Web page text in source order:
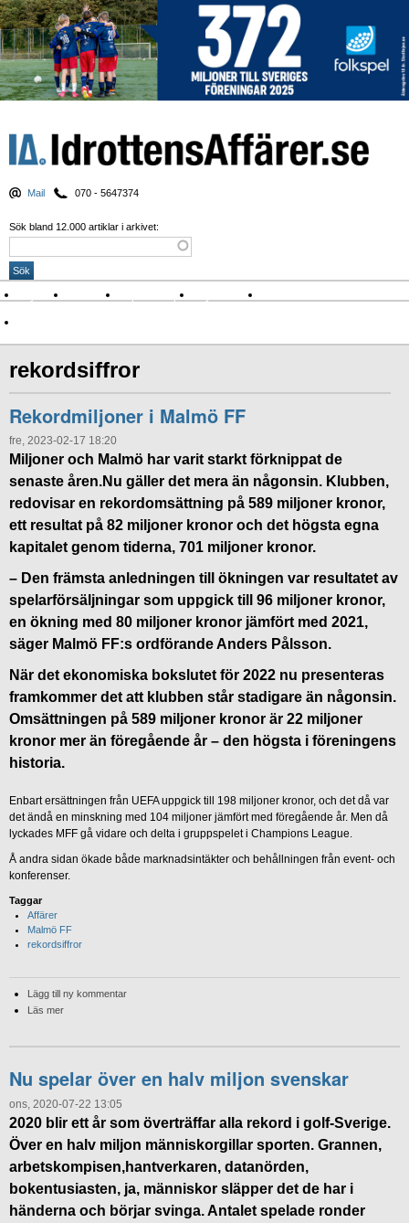
Mail 070 - 5647374
Sök bland 12.000 artiklar i arkivet:
Nyheter Krönikor Sport & spel Nyhetsbrev
rekordsiffror
Rekordmiljoner i Malmö FF
fre, 2023-02-17 18:20
Miljoner och Malmö har varit starkt förknippat de
senaste åren.Nu gäller det mera än någonsin. Klubben,
redovisar en rekordomsättning på 589 miljoner kronor,
ett resultat på 82 miljoner kronor och det högsta egna
kapitalet genom tiderna, 701 miljoner kronor.
– Den främsta anledningen till ökningen var resultatet av
spelarförsäljningar som uppgick till 96 miljoner kronor,
en ökning med 80 miljoner kronor jämfört med 2021,
säger Malmö FF:s ordförande Anders Pålsson.
När det ekonomiska bokslutet för 2022 nu presenteras
framkommer det att klubben står stadigare än någonsin.
Omsättningen på 589 miljoner kronor är 22 miljoner
kronor mer än föregående år – den högsta i föreningens
historia.
Enbart ersättningen från UEFA uppgick till 198 miljoner kronor, och det då var
det ändå en minskning med 104 miljoner jämfört med föregående år. Men då
lyckades MFF gå vidare och delta i gruppspelet i Champions League.
Å andra sidan ökade både marknadsintäkter och behållningen från event- och
konferenser.
Taggar
Affärer
Malmö FF
rekordsiffror
Lägg till ny kommentar
Läs mer
Nu spelar över en halv miljon svenskar
ons, 2020-07-22 13:05
2020 blir ett år som överträffar alla rekord i golf-Sverige.
Över en halv miljon människorgillar sporten. Grannen,
arbetskompisen,hantverkaren, datanörden,
bokentusiasten, ja, människor släpper det de har i
händerna och börjar svinga. Antalet spelade ronder